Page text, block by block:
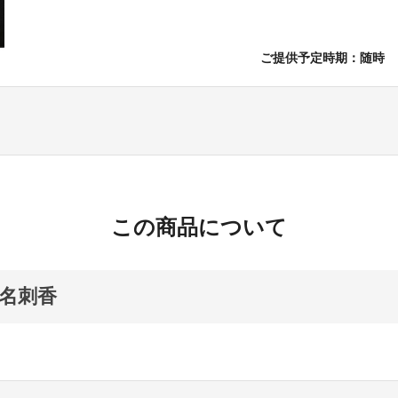
ご提供予定時期：随時
この商品について
刺香